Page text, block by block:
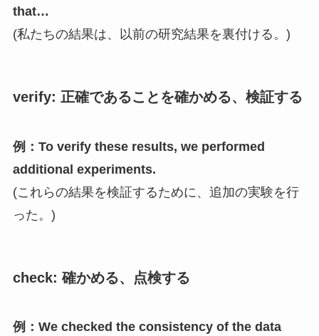
that…
(私たちの結果は、以前の研究結果を裏付ける。)
verify: 正確であることを確かめる、検証する
例：To verify these results, we performed
additional experiments.
(これらの結果を検証するために、追加の実験を行
った。)
check: 確かめる、点検する
例：We checked the consistency of the data